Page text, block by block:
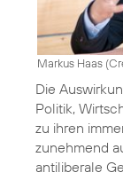
Markus Haas (
Die
Politik,
zu ihren
zunehmend
antiliberale